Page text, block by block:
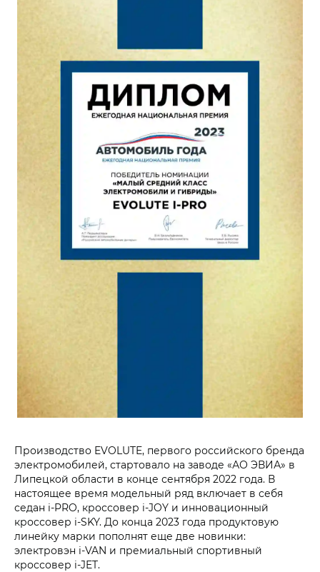
Производство EVOLUTE, первого российского бренда
электромобилей, стартовало на заводе «АО ЭВИА» в
Липецкой области в конце сентября 2022 года. В
настоящее время модельный ряд включает в себя
седан i‑PRO, кроссовер i‑JOY и инновационный
кроссовер i‑SKY. До конца 2023 года продуктовую
линейку марки пополнят еще две новинки:
электровэн i‑VAN и премиальный спортивный
кроссовер i‑JET.